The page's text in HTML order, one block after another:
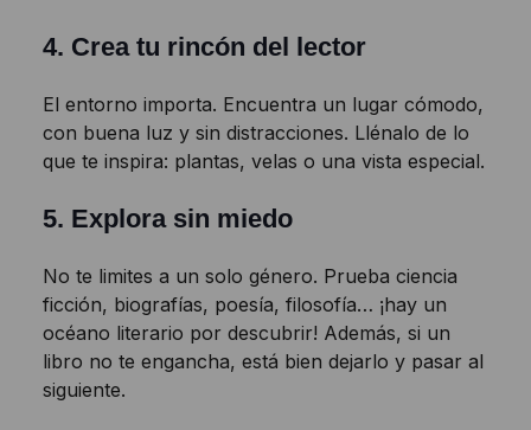
4. Crea tu rincón del lector
El entorno importa. Encuentra un lugar cómodo,
con buena luz y sin distracciones. Llénalo de lo
que te inspira: plantas, velas o una vista especial.
5. Explora sin miedo
No te limites a un solo género. Prueba ciencia
ficción, biografías, poesía, filosofía… ¡hay un
océano literario por descubrir! Además, si un
libro no te engancha, está bien dejarlo y pasar al
siguiente.